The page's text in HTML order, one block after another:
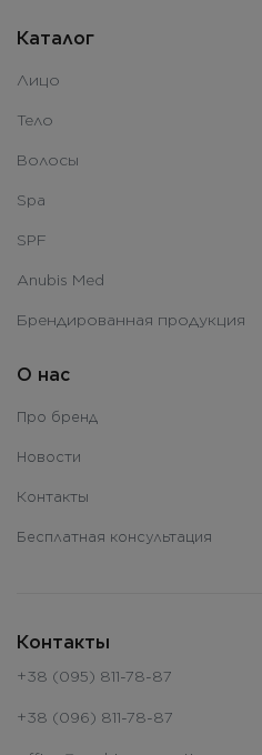
Каталог
Лицо
Тело
Волосы
Spa
SPF
Anubis Med
Брендированная продукция
О нас
Про бренд
Новости
Контакты
Бесплатная консультация
Контакты
+38 (095) 811-78-87
+38 (096) 811-78-87